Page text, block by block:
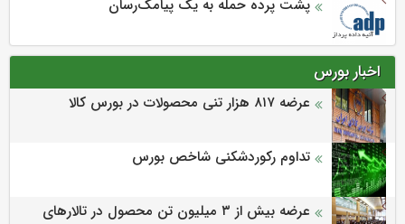
پشت پرده حمله به یک پیامک‌رسان
اخبار بورس
عرضه‌ ۸۱۷ هزار تنی محصولات در بورس کالا
تداوم رکوردشکنی شاخص بورس
عرضه بیش از ۳ میلیون تن محصول در تالارهای